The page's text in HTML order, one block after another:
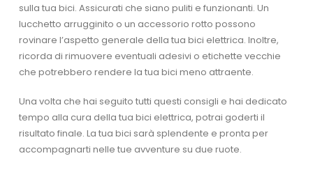
sulla tua bici. Assicurati che siano puliti e funzionanti. Un
lucchetto arrugginito o un accessorio rotto possono
rovinare l’aspetto generale della tua bici elettrica. Inoltre,
ricorda di rimuovere eventuali adesivi o etichette vecchie
che potrebbero rendere la tua bici meno attraente.
Una volta che hai seguito tutti questi consigli e hai dedicato
tempo alla cura della tua bici elettrica, potrai goderti il
risultato finale. La tua bici sarà splendente e pronta per
accompagnarti nelle tue avventure su due ruote.